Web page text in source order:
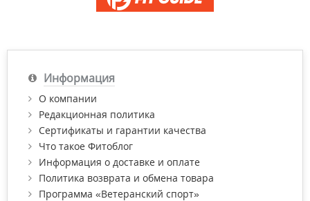
Информация
О компании
Редакционная политика
Сертификаты и гарантии качества
Что такое Фитоблог
Информация о доставке и оплате
Политика возврата и обмена товара
Программа «Ветеранский спорт»